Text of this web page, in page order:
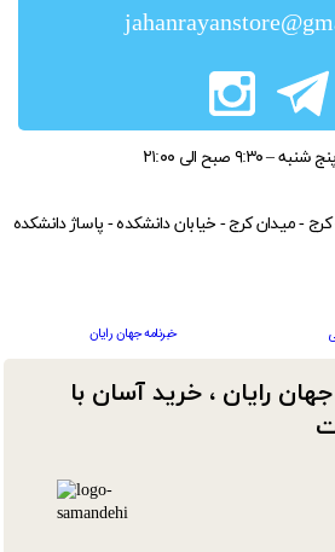
رایان ، خرید آسان با
۹:۳۰ صبح الی ۲۱:۰۰
خبرنامه جهان رایان
- کرج - میدان کرج - خیابان دانشکده - پاساژ دانشکده